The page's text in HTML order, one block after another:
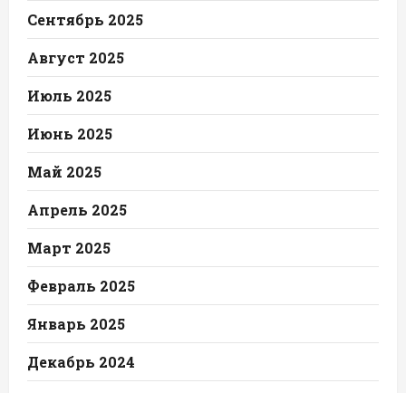
Сентябрь 2025
Август 2025
Июль 2025
Июнь 2025
Май 2025
Апрель 2025
Март 2025
Февраль 2025
Январь 2025
Декабрь 2024